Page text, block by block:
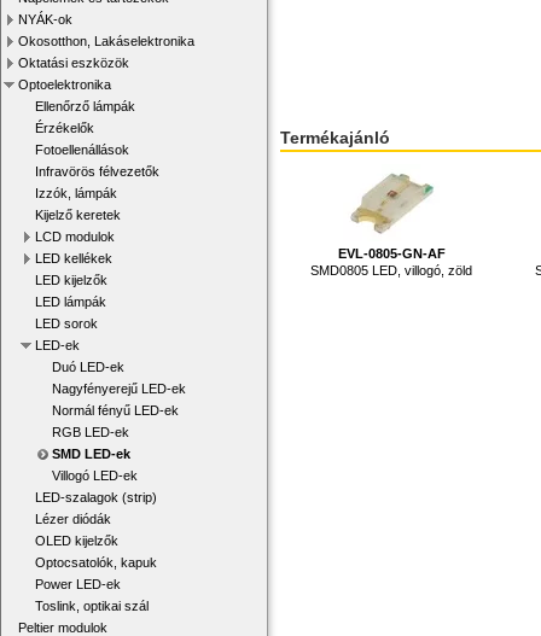
NYÁK-ok
Okosotthon, Lakáselektronika
Oktatási eszközök
Optoelektronika
Ellenőrző lámpák
Érzékelők
Fotoellenállások
Infravörös félvezetők
Izzók, lámpák
Kijelző keretek
LCD modulok
LED kellékek
LED kijelzők
LED lámpák
LED sorok
LED-ek
Duó LED-ek
Nagyfényerejű LED-ek
Normál fényű LED-ek
RGB LED-ek
SMD LED-ek
Villogó LED-ek
LED-szalagok (strip)
Lézer diódák
OLED kijelzők
Optocsatolók, kapuk
Power LED-ek
Toslink, optikai szál
Peltier modulok
Termékajánló
EVL-0805-GN-AF
SMD0805 LED, villogó, zöld